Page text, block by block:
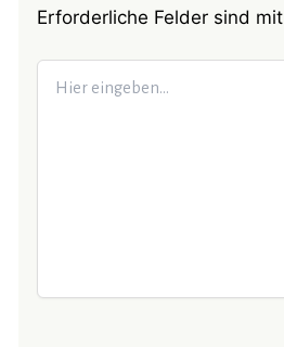
Erforderliche Felder sind mit
Hier
eingeben…